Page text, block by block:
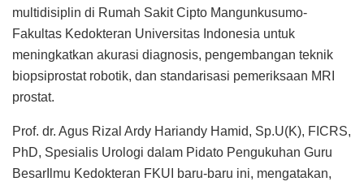
multidisiplin di Rumah Sakit Cipto Mangunkusumo-
Fakultas Kedokteran Universitas Indonesia untuk
meningkatkan akurasi diagnosis, pengembangan teknik
biopsiprostat robotik, dan standarisasi pemeriksaan MRI
prostat.
Prof. dr. Agus Rizal Ardy Hariandy Hamid, Sp.U(K), FICRS,
PhD, Spesialis Urologi dalam Pidato Pengukuhan Guru
BesarIlmu Kedokteran FKUI baru-baru ini, mengatakan,